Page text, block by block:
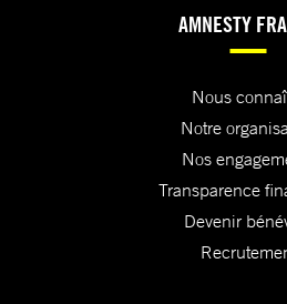
AMNESTY
Nous
Notre
Nos
Transparence
Devenir